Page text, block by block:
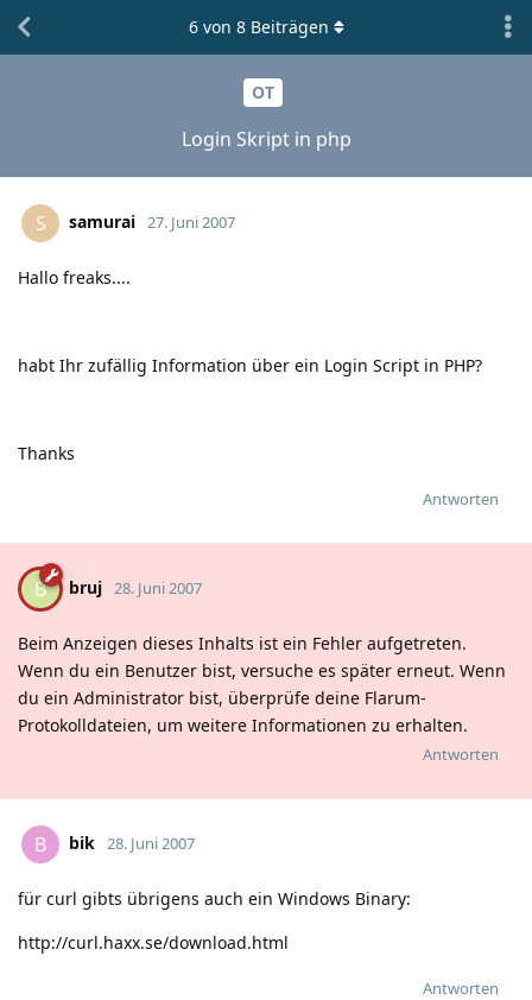
OT
Login Skript in php
6von 8Beiträgen
S samurai 27. Juni 2007
Hallo freaks....
habt Ihr zufällig Information über ein Login Script in PHP?
Thanks
Antworten
B bruj 28. Juni 2007
Beim Anzeigen dieses Inhalts ist ein Fehler aufgetreten.
Wenn du ein Benutzer bist, versuche es später erneut. Wenn
du ein Administrator bist, überprüfe deine Flarum-
Protokolldateien, um weitere Informationen zu erhalten.
Antworten
B bik 28. Juni 2007
für curl gibts übrigens auch ein Windows Binary:
http://curl.haxx.se/download.html
Antworten